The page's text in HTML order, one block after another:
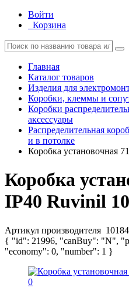
Войти
Корзина
Главная
Каталог товаров
Изделия для
Коробки, клеммы и
Коробки
аксессуары
Распределительная
и в потолке
Коробка установочная
Коробка
IP40 Ruvinil
Артикул производителя 10184
{ "id": 21996, "canBuy": "N",
"economy": 0, "number": 1 }